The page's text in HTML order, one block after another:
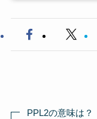
PPL2の意味は？